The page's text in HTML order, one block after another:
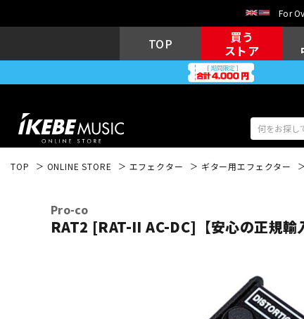
For
TOP
買う
ストア
TOP ONLINE STORE エフェクター ギター用エフェクター
Pro-co
RAT2 [RAT-II AC-DC]【安心の正規輸